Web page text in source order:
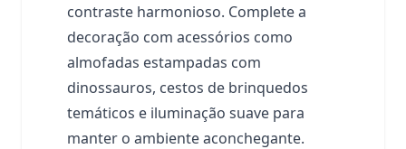
contraste harmonioso. Complete a
decoração com acessórios como
almofadas estampadas com
dinossauros, cestos de brinquedos
temáticos e iluminação suave para
manter o ambiente aconchegante.